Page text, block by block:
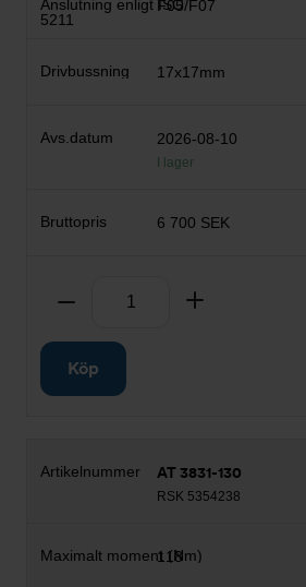
F05/F07
17x17mm
2026-08-10
I lager
6 700 SEK
Ta bort
Köp
AT 3831-130
RSK 5354238
118